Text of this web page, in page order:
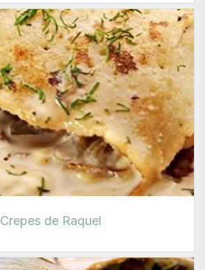
Crepes de Raquel